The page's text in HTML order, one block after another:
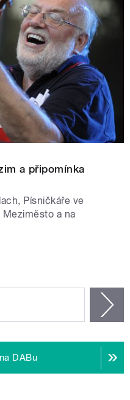
a připomínka
Písničkáře ve
a na
DABu